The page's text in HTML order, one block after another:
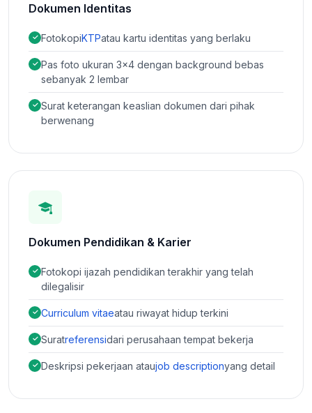
Dokumen Identitas
FotokopiKTPatau kartu identitas yang berlaku
Pas foto ukuran 3×4 dengan background bebas
sebanyak 2 lembar
Surat keterangan keaslian dokumen dari pihak
berwenang
Dokumen Pendidikan & Karier
Fotokopi ijazah pendidikan terakhir yang telah
dilegalisir
Curriculum vitaeatau riwayat hidup terkini
Suratreferensidari perusahaan tempat bekerja
Deskripsi pekerjaan ataujob descriptionyang detail